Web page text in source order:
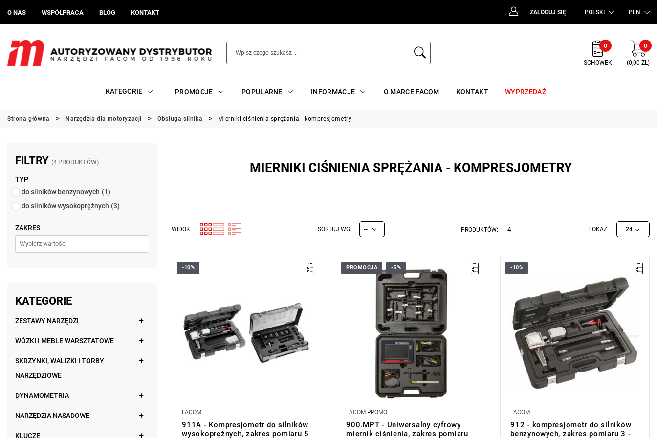
O NAS WSPÓŁPRACA BLOG KONTAKT ZALOGUJ SIĘ POLSKI PLN
0
SCHOWEK
0
(0,00 ZŁ)
KATEGORIE PROMOCJE POPULARNE INFORMACJE O MARCE FACOM KONTAKT WYPRZEDAŻ
Strona główna Narzędzia dla motoryzacji Obsługa silnika Mierniki ciśnienia sprężania - kompresjometry
FILTRY (4 PRODUKTÓW)
TYP
do silników benzynowych (1)
do silników wysokoprężnych (3)
ZAKRES
KATEGORIE
ZESTAWY NARZĘDZI
WÓZKI I MEBLE WARSZTATOWE
SKRZYNKI, WALIZKI I TORBY
NARZĘDZIOWE
DYNAMOMETRIA
NARZĘDZIA NASADOWE
KLUCZE
MIERNIKI CIŚNIENIA SPRĘŻANIA - KOMPRESJOMETRY
WIDOK: SORTUJ WG: -- PRODUKTÓW: 4 POKAŻ: 24
• Karty testowe do maks. 12 cylindrów.
wkręcanych w miejsce wtryskiwaczy lub
świec zapłonowych.
• Zestaw kompatybilny z większością
typowych silników (Siemens, Bosch, Denso,
Delphi).
• Zakres pomiaru od 5 - 60 bar.
• Wymiary (dł. x szer. x wys.): 600 × 400 ×
-10%
FACOM
911A - Kompresjometr do silników
wysokoprężnych, zakres pomiaru 5
• Uniwersalny cyfrowy miernik ciśnienia.
• Tester wielofunkcyjny.
• 12 szybkozłączy.
• Przystosowany do wszystkich silników
wysokoprężnych dzięki zastosowaniu
adapterów wtryskiwaczy i świec żarowych.
• Zakres pomiaru od 0 do 300 bar.
• Wymiary (dł. x szer. x wys.): 700 × 350 ×
Typ gwarancji:L
PROMOCJA -5%
FACOM PROMO
900.MPT - Uniwersalny cyfrowy
miernik ciśnienia, zakres pomiaru
Zakres pomiaru od 3 - 18 bar.
-10%
FACOM
912 - kompresjometr do silników
benzynowych, zakres pomiaru 3 -